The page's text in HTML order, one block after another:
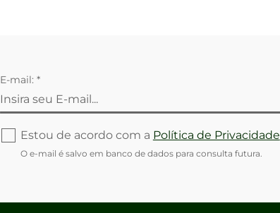
E-mail: *
Estou de acordo com a Política de Privacidade
O e-mail é salvo em banco de dados para consulta futura.